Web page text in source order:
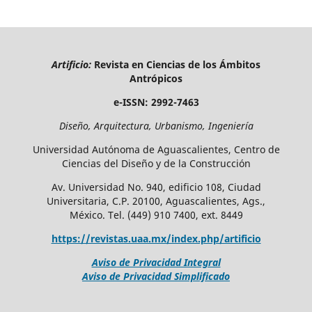
Artificio: Revista en Ciencias de los Ámbitos
Antrópicos
e-ISSN: 2992-7463
Diseño, Arquitectura, Urbanismo, Ingeniería
Universidad Autónoma de Aguascalientes, Centro de
Ciencias del Diseño y de la Construcción
Av. Universidad No. 940, edificio 108, Ciudad
Universitaria, C.P. 20100, Aguascalientes, Ags.,
México. Tel. (449) 910 7400, ext. 8449
https://revistas.uaa.mx/index.php/artificio
Aviso de Privacidad Integral
Aviso de Privacidad Simplificado